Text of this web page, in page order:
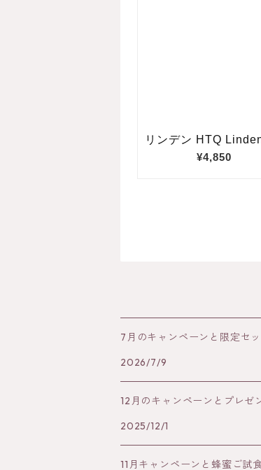
7月のキャンペーンと限定セ
2026/7/9
12月のキャンペーンとプレゼ
2025/12/1
11月キャンペーンと蜂蜜ご試